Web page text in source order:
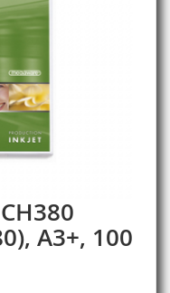
A3+, 100